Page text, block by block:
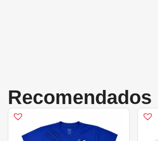
Recomendados